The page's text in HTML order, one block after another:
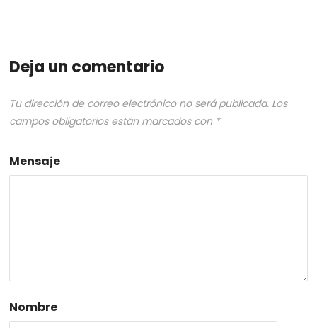
Deja un comentario
Tu dirección de correo electrónico no será publicada. Los
campos obligatorios están marcados con *
Mensaje
Nombre